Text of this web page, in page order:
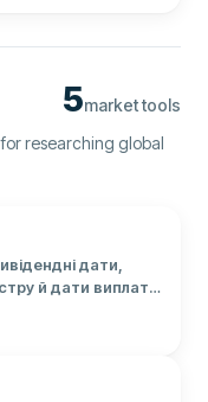
5market tools
researching global
дати,
й дати виплат